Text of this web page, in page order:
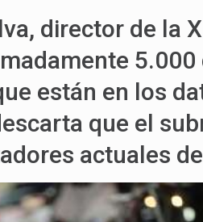
director de la
están en los
que el
actuales